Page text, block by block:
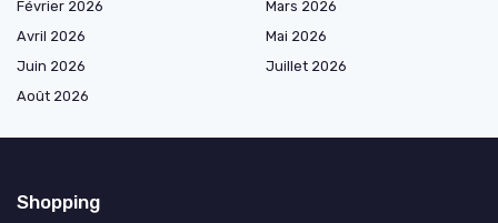
Février 2026
Mars 2026
Avril 2026
Mai 2026
Juin 2026
Juillet 2026
Août 2026
Shopping